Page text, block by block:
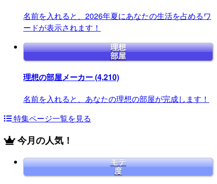
名前を入れると、2026年夏にあなたの生活を占めるワ
ードが表示されます！
理想
部屋
理想の部屋メーカー(4,210)
名前を入れると、あなたの理想の部屋が完成します！
特集ページ一覧を見る
今月の人気！
モテ
度